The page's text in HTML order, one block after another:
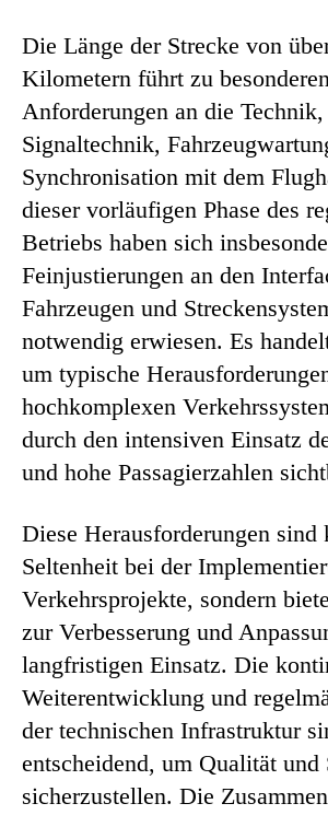
Die Länge der Strecke von
Kilometern führt zu
Anforderungen an die
Signaltechnik,
Synchronisation mit dem
dieser vorläufigen Phase des
Betriebs haben sich
Feinjustierungen an den
Fahrzeugen und
notwendig erwiesen. Es
um typische
hochkomplexen
durch den intensiven Einsatz
und hohe Passagierzahlen
Diese Herausforderungen sind
Seltenheit bei der
Verkehrsprojekte, sondern
zur Verbesserung und
langfristigen Einsatz. Die
Weiterentwicklung und
der technischen Infrastruktur
entscheidend, um Qualität und
sicherzustellen. Die